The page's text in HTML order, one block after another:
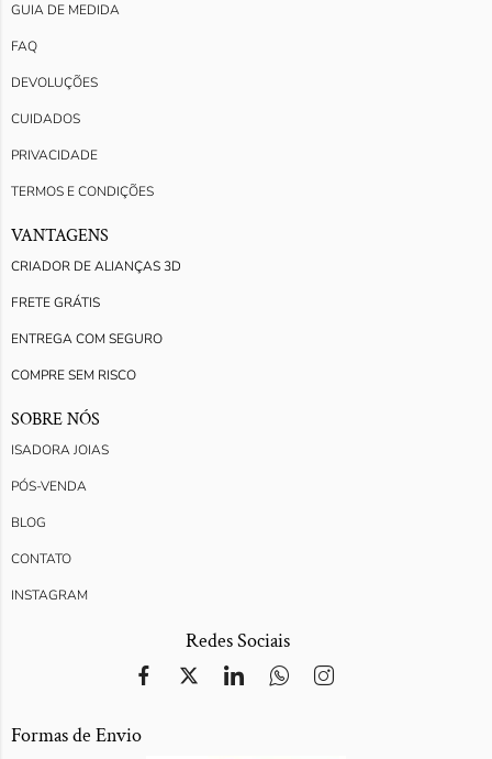
GUIA DE MEDIDA
FAQ
DEVOLUÇÕES
CUIDADOS
PRIVACIDADE
TERMOS E CONDIÇÕES
VANTAGENS
CRIADOR DE ALIANÇAS 3D
FRETE GRÁTIS
ENTREGA COM SEGURO
COMPRE SEM RISCO
SOBRE NÓS
ISADORA JOIAS
PÓS-VENDA
BLOG
CONTATO
INSTAGRAM
Redes Sociais
Formas de Envio